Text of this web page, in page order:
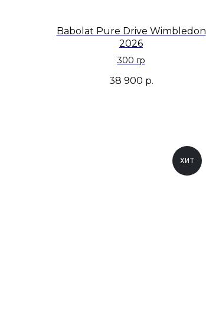
Babolat Pure Drive Wimbledon
2026
300 гр
38 900 р.
ХИТ